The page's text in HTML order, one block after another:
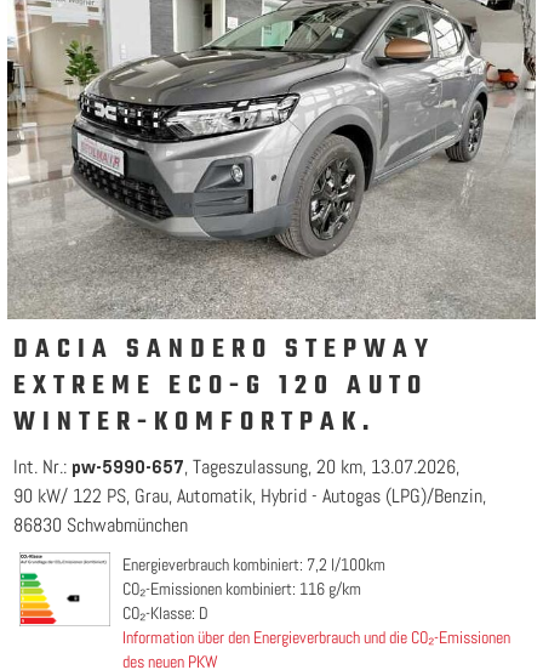
DACIA SANDERO STEPWAY
EXTREME ECO-G 120 AUTO
WINTER-KOMFORTPAK.
Int. Nr.: pw-5990-657 Tageszulassung 20 km 13.07.2026
90 kW/ 122 PS Grau Automatik Hybrid - Autogas (LPG)/Benzin
86830 Schwabmünchen
Energieverbrauch kombiniert: 7,2 l/100km
CO₂-Emissionen kombiniert: 116 g/km
CO₂-Klasse: D
Information über den Energieverbrauch und die CO₂-Emissionen
des neuen PKW